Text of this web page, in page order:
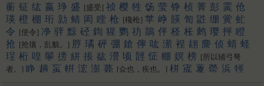
蘅 钲 纮 嬴 琤 盛 [盛受] 祯 樱 牲 饧 莹 铮 桢 菁 彭 霙 伧
瑛 橙 棚 珩 勍 鲭 闳 瞠 枪 [欃枪] 苹 峥 韺 訇 鼪 绷 黉 虻
令 [使令] 净 骍 黥 硁 鍧 猩 鹦 祊 鶄 伻 柽 枨 鹒 璎 抨 瞪
抢 [抢攘，乱貌。] 脝 璚 砰 弸 鎗 儜 吰 潆 裎 翃 麖 侦 蜻 蛏
珵 桁 喤 鬡 搒 絣 掁 谹 瀯 顷 䪫 怔 輣 嫇 榜 [所以辅弓弩
者。] 睁 趟 䖟 帲 浤 澎 薨 [众也，疾也。] 栟 宬 藑 罃 浜 牼